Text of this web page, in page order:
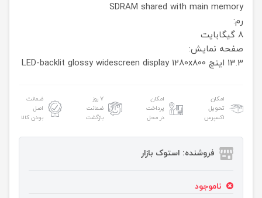
SDRAM shared with main memory
رم:
8 گیگابایت
صفحه نمایش:
13.3 اینچ
LED-backlit glossy widescreen display 1280x800
امکان
تحویل
اکسپرس
امکان
پرداخت
در محل
۷ روز
ضمانت
بازگشت
ضمانت
اصل
بودن کالا
فروشنده: استوک بازار
ناموجود